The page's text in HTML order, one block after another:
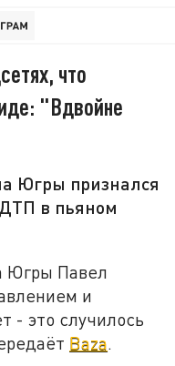
что
"Вдвойне
Югры признался
в пьяном
Югры Павел
и
- это случилось
Baza.